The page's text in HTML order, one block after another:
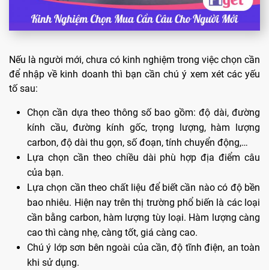
Nếu là người mới, chưa có kinh nghiệm trong việc chọn cần
để nhập về kinh doanh thì bạn cần chú ý xem xét các yếu
tố sau:
Chọn cần dựa theo thông số bao gồm: độ dài, đường
kính cầu, đường kính gốc, trọng lượng, hàm lượng
carbon, độ dài thu gọn, số đoạn, tính chuyển động,…
Lựa chọn cần theo chiều dài phù hợp địa điểm câu
của bạn.
Lựa chọn cần theo chất liệu để biết cần nào có độ bền
bao nhiêu. Hiện nay trên thị trường phổ biến là các loại
cần bằng carbon, hàm lượng tùy loại. Hàm lượng càng
cao thì càng nhẹ, càng tốt, giá càng cao.
Chú ý lớp sơn bên ngoài của cần, độ tĩnh điện, an toàn
khi sử dụng.